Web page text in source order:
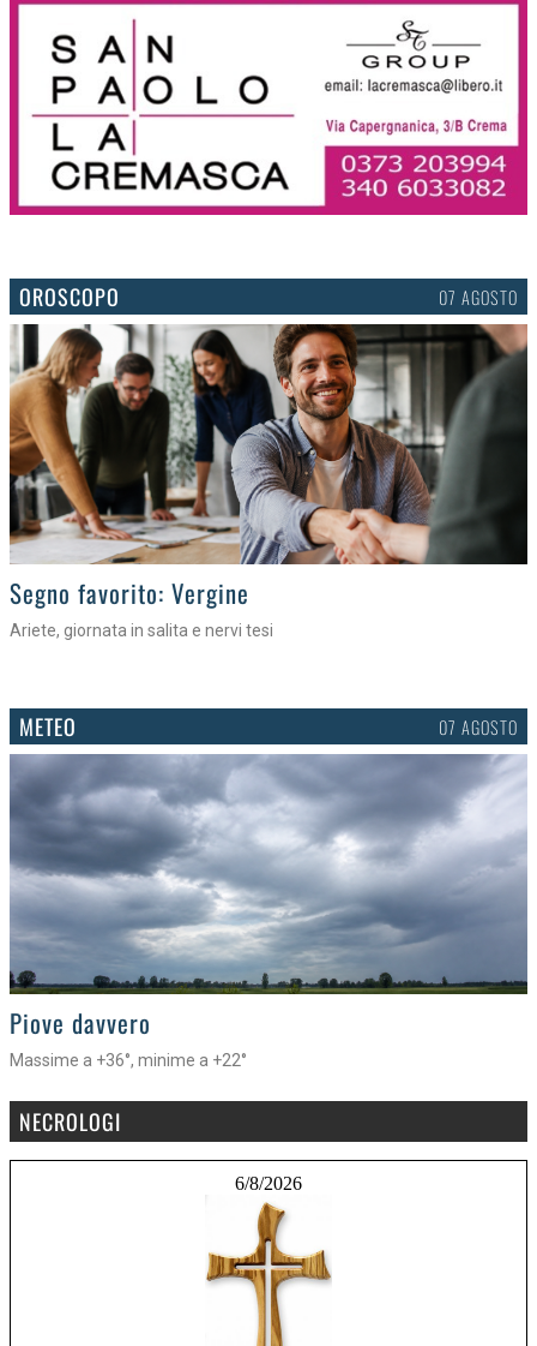
OROSCOPO 07 AGOSTO
>
Segno favorito: Vergine
Ariete, giornata in salita e nervi tesi
METEO 07 AGOSTO
>
Piove davvero
Massime a +36°, minime a +22°
NECROLOGI
6/8/2026